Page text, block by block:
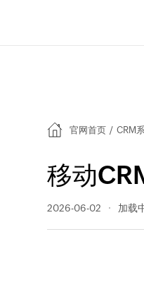
官网首页 / CRM
移动
2026-06-02 31 阅